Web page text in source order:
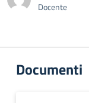
Docente
Documenti